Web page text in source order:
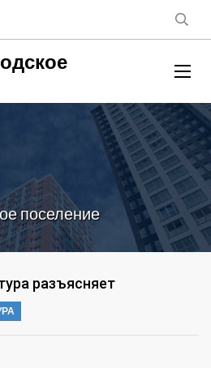
поселение
разъясняет